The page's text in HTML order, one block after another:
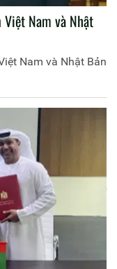
Nam và Nhật
Nam và Nhật Bản